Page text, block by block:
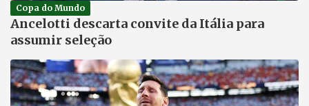
Copa do Mundo
Ancelotti descarta convite da Itália para
assumir seleção